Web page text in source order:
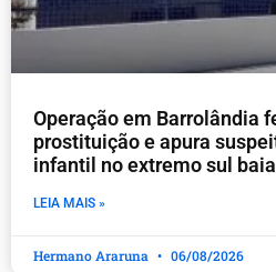
Operação em Barrolândia
prostituição e apura
infantil no extremo sul
LEIA MAIS »
Hermano Araruna 06/08/2026